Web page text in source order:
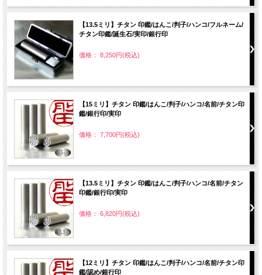
【13.5ミリ】チタン 印鑑/はんこ/判子/ハンコ/フルネーム/
チタン印鑑/誕生石/実印/銀行印
価格： 8,250円(税込)
【15ミリ】チタン 印鑑/はんこ/判子/ハンコ/名前/チタン印
鑑/銀行印/実印
価格： 7,700円(税込)
【13.5ミリ】チタン 印鑑/はんこ/判子/ハンコ/名前/チタン
印鑑/銀行印/実印
価格： 6,820円(税込)
【12ミリ】チタン 印鑑/はんこ/判子/ハンコ/名前/チタン印
鑑/認め/銀行印